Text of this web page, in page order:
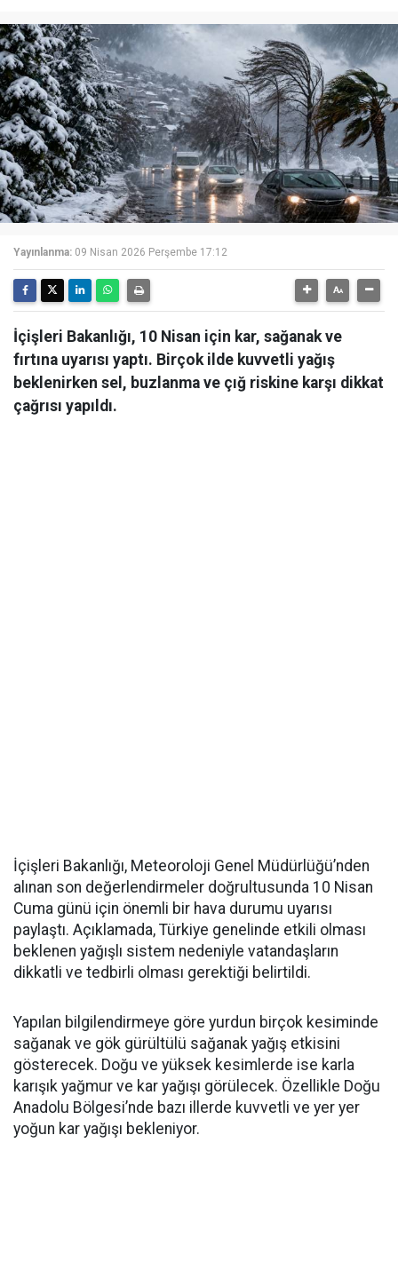
Yayınlanma: 09 Nisan 2026 Perşembe 17:12
İçişleri Bakanlığı, 10 Nisan için kar, sağanak ve
fırtına uyarısı yaptı. Birçok ilde kuvvetli yağış
beklenirken sel, buzlanma ve çığ riskine karşı dikkat
çağrısı yapıldı.
İçişleri Bakanlığı, Meteoroloji Genel Müdürlüğü’nden
alınan son değerlendirmeler doğrultusunda 10 Nisan
Cuma günü için önemli bir hava durumu uyarısı
paylaştı. Açıklamada, Türkiye genelinde etkili olması
beklenen yağışlı sistem nedeniyle vatandaşların
dikkatli ve tedbirli olması gerektiği belirtildi.
Yapılan bilgilendirmeye göre yurdun birçok kesiminde
sağanak ve gök gürültülü sağanak yağış etkisini
gösterecek. Doğu ve yüksek kesimlerde ise karla
karışık yağmur ve kar yağışı görülecek. Özellikle Doğu
Anadolu Bölgesi’nde bazı illerde kuvvetli ve yer yer
yoğun kar yağışı bekleniyor.